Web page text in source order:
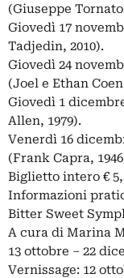
(Giuseppe
Giovedì 17
Tadjedin, 2010).
Giovedì 24
(Joel e Ethan
Giovedì 1
Allen, 1979).
Venerdì 16
(Frank Capra,
Biglietto intero €
Informazioni
Bitter Sweet
A cura di Marina
13 ottobre – 22
Vernissage: 12